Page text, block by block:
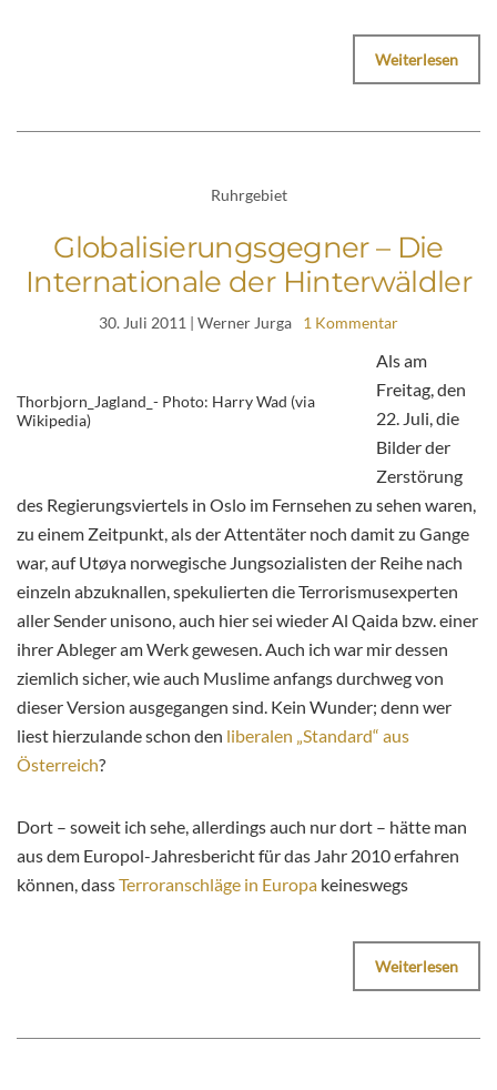
Weiterlesen
Ruhrgebiet
Globalisierungsgegner – Die
Internationale der Hinterwäldler
30. Juli 2011 | Werner Jurga 1 Kommentar
Thorbjorn_Jagland_- Photo: Harry Wad (via
Wikipedia)
Als am
Freitag, den
22. Juli, die
Bilder der
Zerstörung
des Regierungsviertels in Oslo im Fernsehen zu sehen waren,
zu einem Zeitpunkt, als der Attentäter noch damit zu Gange
war, auf Utøya norwegische Jungsozialisten der Reihe nach
einzeln abzuknallen, spekulierten die Terrorismusexperten
aller Sender unisono, auch hier sei wieder Al Qaida bzw. einer
ihrer Ableger am Werk gewesen. Auch ich war mir dessen
ziemlich sicher, wie auch Muslime anfangs durchweg von
dieser Version ausgegangen sind. Kein Wunder; denn wer
liest hierzulande schon den liberalen „Standard“ aus
Österreich?
Dort – soweit ich sehe, allerdings auch nur dort – hätte man
aus dem Europol-Jahresbericht für das Jahr 2010 erfahren
können, dassTerroranschläge in Europa keineswegs
Weiterlesen